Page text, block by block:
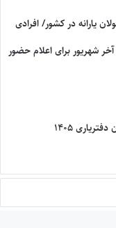
یارانه در کشور/ افرادی
شهریور برای اعلام حضور
۱۴۰۵